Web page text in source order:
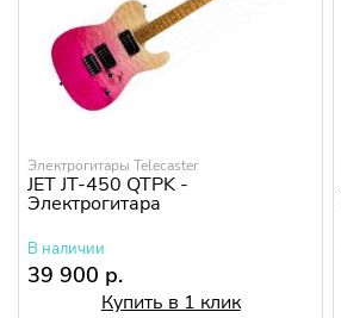
Электрогитары Telecaster
JET JT-450 QTPK -
Электрогитара
В наличии
39 900 р.
Купить в 1 клик